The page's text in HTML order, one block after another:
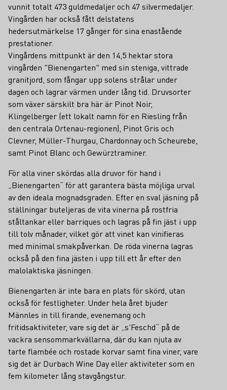
vunnit totalt 473 guldmedaljer och 47 silvermedaljer.
Vingården har också fått delstatens
hedersutmärkelse 17 gånger för sina enastående
prestationer.
Vingårdens mittpunkt är den 14,5 hektar stora
vingården "Bienengarten" med sin steniga, vittrade
granitjord, som fångar upp solens strålar under
dagen och lagrar värmen under lång tid. Druvsorter
som växer särskilt bra här är Pinot Noir,
Klingelberger (ett lokalt namn för en Riesling från
den centrala Ortenau-regionen), Pinot Gris och
Clevner, Müller-Thurgau, Chardonnay och Scheurebe,
samt Pinot Blanc och Gewürztraminer.
För alla viner skördas alla druvor för hand i
„Bienengarten“ för att garantera bästa möjliga urval
av den ideala mognadsgraden. Efter en sval jäsning på
ställningar buteljeras de vita vinerna på rostfria
ståltankar eller barriques och lagras på fin jäst i upp
till tolv månader, vilket gör att vinet kan vinifieras
med minimal smakpåverkan. De röda vinerna lagras
också på den fina jästen i upp till ett år efter den
malolaktiska jäsningen.
Bienengarten är inte bara en plats för skörd, utan
också för festligheter. Under hela året bjuder
Männles in till firande, evenemang och
fritidsaktiviteter, vare sig det är „s'Feschd“ på de
vackra sensommarkvällarna, där du kan njuta av
tarte flambée och rostade korvar samt fina viner, vare
sig det är Durbach Wine Day eller aktiviteter som en
fem kilometer lång stavgångstur.